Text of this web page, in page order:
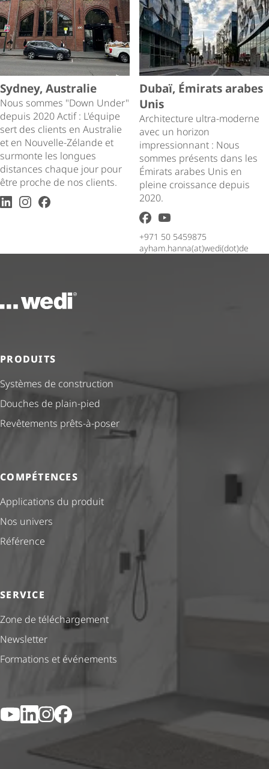
Sydney, Australie
Nous sommes "Down Under"
depuis 2020 Actif : L'équipe
sert des clients en Australie
et en Nouvelle-Zélande et
surmonte les longues
distances chaque jour pour
être proche de nos clients.
LinkedInInstagram
facebook
Dubaï, Émirats arabes
Unis
Architecture ultra-moderne
avec un horizon
impressionnant : Nous
sommes présents dans les
Émirats arabes Unis en
pleine croissance depuis
2020.
facebookyoutube
+971 50 5459875
ayham.hanna(at)wedi(dot)de
Vers la page d'accueil
PRODUITS
Systèmes de construction
Douches de plain-pied
Revêtements prêts-à-poser
COMPÉTENCES
Applications du produit
Nos univers
Référence
SERVICE
Zone de téléchargement
Newsletter
Formations et événements
YouTubeLinkedIn
Instagram
Facebook